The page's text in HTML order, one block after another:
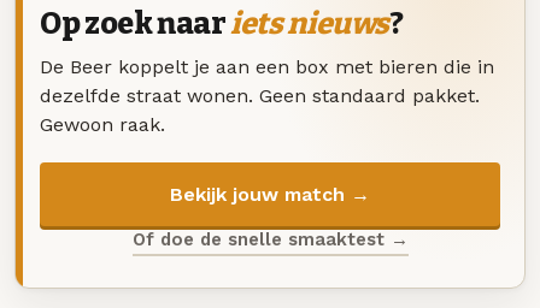
Op zoek naariets nieuws?
De Beer koppelt je aan een box met bieren die in
dezelfde straat wonen. Geen standaard pakket.
Gewoon raak.
Bekijk jouw match →
Of doe de snelle smaaktest →